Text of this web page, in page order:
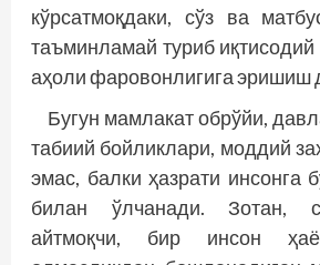
кўрсатмоқдаки, сўз ва
таъминламай туриб
аҳоли фаровонлигига эришиш
Бугун мамлакат обрўйи,
табиий бойликлари, моддий
эмас, балки ҳазрати инсонга
билан ўлчанади. Зотан,
айтмоқчи, бир инсон